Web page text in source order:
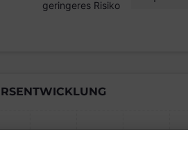
geringeres Risiko